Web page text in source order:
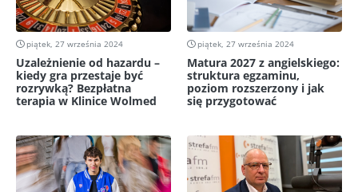
piątek, 27 września 2024
Uzależnienie od hazardu –
kiedy gra przestaje być
rozrywką? Bezpłatna
terapia w Klinice Wolmed
piątek, 27 września 2024
Matura 2027 z angielskiego:
struktura egzaminu,
poziom rozszerzony i jak
się przygotować